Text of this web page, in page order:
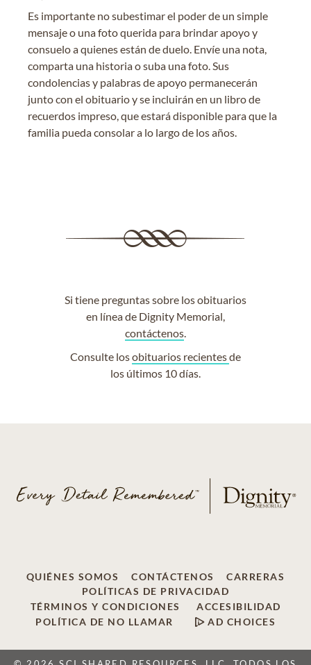
Es importante no subestimar el poder de un simple
mensaje o una foto querida para brindar apoyo y
consuelo a quienes están de duelo. Envíe una nota,
comparta una historia o suba una foto. Sus
condolencias y palabras de apoyo permanecerán
junto con el obituario y se incluirán en un libro de
recuerdos impreso, que estará disponible para que la
familia pueda consolar a lo largo de los años.
Si tiene preguntas sobre los obituarios
en línea de Dignity Memorial,
contáctenos.
Consulte losobituarios recientesde
los últimos 10 días.
QUIÉNES SOMOS CONTÁCTENOS
CARRERAS
POLÍTICAS DE PRIVACIDAD
TÉRMINOS Y CONDICIONES
ACCESIBILIDAD
POLÍTICA DE NO LLAMAR
AD CHOICES